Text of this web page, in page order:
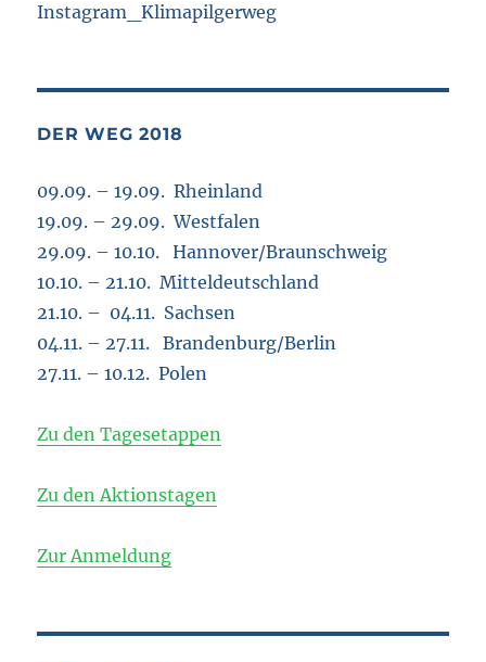
Instagram_Klimapilgerweg
DER WEG 2018
09.09. – 19.09. Rheinland
19.09. – 29.09. Westfalen
29.09. – 10.10. Hannover/Braunschweig
10.10. – 21.10. Mitteldeutschland
21.10. – 04.11. Sachsen
04.11. – 27.11. Brandenburg/Berlin
27.11. – 10.12. Polen
Zu den Tagesetappen
Zu den Aktionstagen
Zur Anmeldung